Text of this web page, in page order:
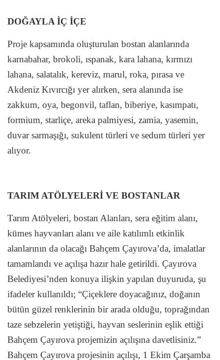
DOĞAYLA İÇ İÇE
Proje kapsamında oluşturulan bostan alanlarında
karnabahar, brokoli, ıspanak, kara lahana, kırmızı
lahana, salatalık, kereviz, marul, roka, pırasa ve
Akdeniz Kıvırcığı yer alırken, sera alanında ise
zakkum, oya, begonvil, taflan, biberiye, kasımpatı,
formium, starliçe, areka palmiyesi, zamia, yasemin,
duvar sarmaşığı, sukulent türleri ve sedum türleri yer
alıyor.
TARIM ATÖLYELERİ VE BOSTANLAR
Tarım Atölyeleri, bostan Alanları, sera eğitim alanı,
kümes hayvanları alanı ve aile katılımlı etkinlik
alanlarının da olacağı Bahçem Çayırova’da, imalatlar
tamamlandı ve açılışa hazır hale getirildi. Çayırova
Belediyesi’nden konuya ilişkin yapılan duyuruda, şu
ifadeler kullanıldı; “Çiçeklere doyacağınız, doğanın
bütün güzel renklerinin bir arada olduğu, toprağından
taze sebzelerin yetiştiği, hayvan seslerinin eşlik ettiği
Bahçem Çayırova projemizin açılışına davetlisiniz.”
Bahçem Çayırova projesinin açılışı, 1 Ekim Çarşamba